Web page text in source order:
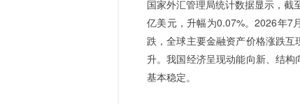
国家外汇管理局统计数据显示，
亿美元，升幅为0.07%。2026年7
跌，全球主要金融资产价格涨跌
升。我国经济呈现动能向新、结
基本稳定。